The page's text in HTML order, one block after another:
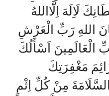
لَاِلَهَ اِلَّااللهُ
اللهِ رَبِّ الْعَرْشِ
الْعَالَمِينَ اَسْأَلُكَ
مَغْفِرَتِكَ
مِنْ كُلِّ اِثْمٍ